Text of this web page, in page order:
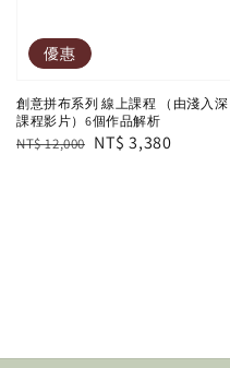
優惠
創意拼布系列 線上課程 （由淺入深
課程影片）6個作品解析
Regular
NT$ 12,000 Sale
NT$ 3,380